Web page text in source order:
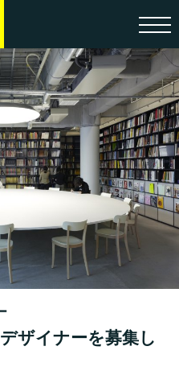
ザイナーを募集し